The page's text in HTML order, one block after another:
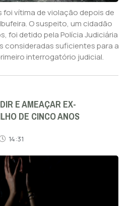
foi vítima de violação depois de
O suspeito, um cidadão
foi detido pela Polícia Judiciária
consideradas suficientes para a
interrogatório judicial.
E AMEAÇAR EX-
DE CINCO ANOS
14:31